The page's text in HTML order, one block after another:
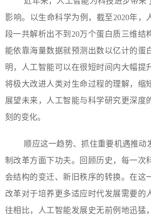
影响。以生命科学为例，截至2020年，
段一共解析出不到20万个蛋白质三维结
能依靠海量数据就预测出数以亿计的蛋
明，人工智能可以在很短时间内大幅提
将极大改进人类对生命过程的理解，缩
展望未来，人工智能与科学研究更深度
刻的变化。
顺应这一趋势、抓住重要机遇推动
制改革方面下功夫。回顾历史，每一次
会结构的变迁、新旧秩序的转换。在这
改革对于培养更多适应时代发展需要的
往相比，人工智能发展史无前例地迅猛